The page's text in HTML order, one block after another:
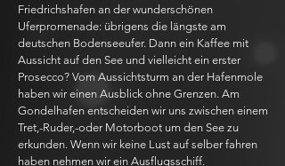
Friedrichshafen an der wunderschönen
Uferpromenade: übrigens die längste am
deutschen Bodenseeufer. Dann ein Kaffee mit
Aussicht auf den See und vielleicht ein erster
Prosecco? Vom Aussichtsturm an der Hafenmole
haben wir einen Ausblick ohne Grenzen. Am
Gondelhafen entscheiden wir uns zwischen einem
Tret,-Ruder,-oder Motorboot um den See zu
erkunden. Wenn wir keine Lust auf selber fahren
haben nehmen wir ein Ausflugsschiff.